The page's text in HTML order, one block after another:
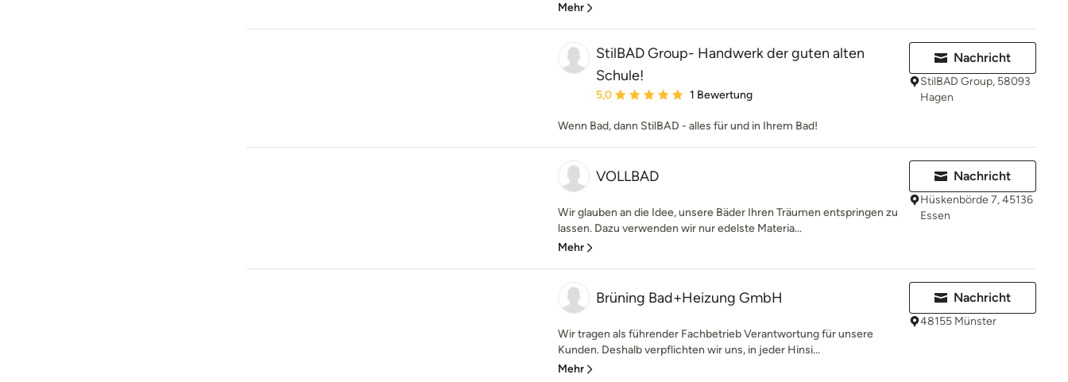
Mehr
StilBAD Group- Handwerk der guten alten
Schule!
Durchschnittliche Bewertung: 5 von 5 Sternen
5,0 1 Bewertung
Wenn Bad, dann StilBAD - alles für und in Ihrem Bad!
Nachricht
StilBAD Group, 58093
Hagen
VOLLBAD
Wir glauben an die Idee, unsere Bäder Ihren Träumen entspringen zu
lassen. Dazu verwenden wir nur edelste Materia...
Mehr
Nachricht
Hüskenbörde 7, 45136
Essen
Brüning Bad+Heizung GmbH
Wir tragen als führender Fachbetrieb Verantwortung für unsere
Kunden. Deshalb verpflichten wir uns, in jeder Hinsi...
Mehr
Nachricht
48155 Münster